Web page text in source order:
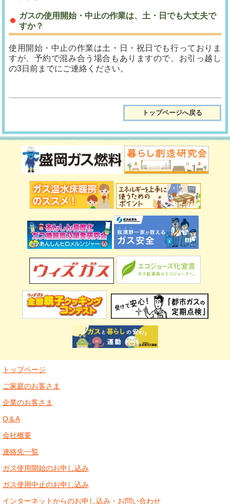
ガスの使用開始・中止の作業は、土・日でも大丈夫で
すか？
使用開始・中止の作業は土・日・祝日でも行っておりま
すが、予約で混み合う場合もありますので、お引っ越し
の3日前までにご連絡ください。
トップページへ戻る
トップページ
ご家庭のお客さま
企業のお客さま
Q＆A
会社概要
連絡先一覧
ガス使用開始のお申し込み
ガス使用中止のお申し込み
インターネットからのお申し込み・お問い合わせ